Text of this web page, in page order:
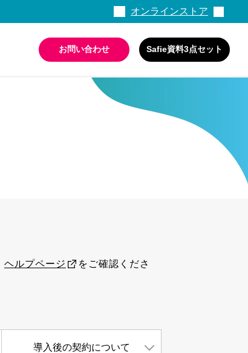
オンラインストア
お問い合わせ Safie資料3点セット
ヘルプページ
をご確認くださ
導入後の契約について